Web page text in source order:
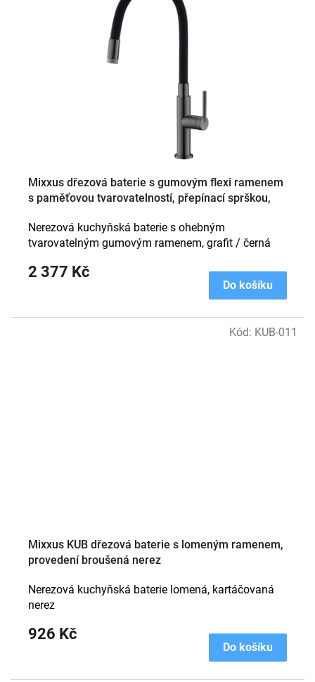
Mixxus dřezová baterie s gumovým flexi ramenem
s paměťovou tvarovatelností, přepínací sprškou,
2 377 Kč
Do košíku
Nerezová kuchyňská baterie s ohebným
tvarovatelným gumovým ramenem, grafit / černá
Mixxus KUB dřezová baterie s lomeným ramenem,
provedení broušená nerez
926 Kč
Do košíku
Nerezová kuchyňská baterie lomená, kartáčovaná
nerez
Kód: KUB-011